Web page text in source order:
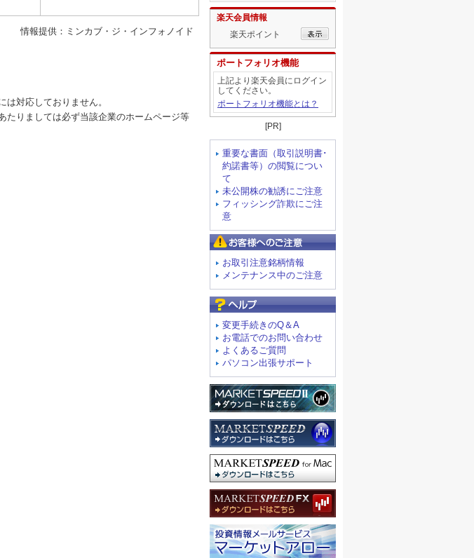
情報提供：ミンカブ・ジ・インフォノイド
対応しておりません。
たりましては必ず当該企業のホームページ等
楽天会員情報
楽天ポイント
ポートフォリオ機能
上記より楽天会員にログイン
してください。
ポートフォリオ機能とは？
[PR]
重要な書面（取引説明書･
約諾書等）の閲覧につい
て
未公開株の勧誘にご注意
フィッシング詐欺にご注
意
お取引注意銘柄情報
メンテナンス中のご注意
変更手続きのQ＆A
お電話でのお問い合わせ
よくあるご質問
パソコン出張サポート